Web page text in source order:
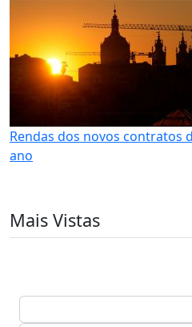
Rendas dos novos contratos
ano
Mais Vistas